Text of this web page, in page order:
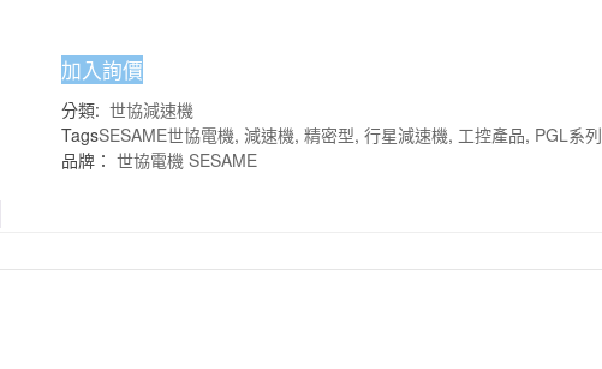
加入詢價
分類: 世協減速機
TagsSESAME世協電機, 減速機, 精密型, 行星減速機, 工控產品, PGL系列
品牌： 世協電機 SESAME